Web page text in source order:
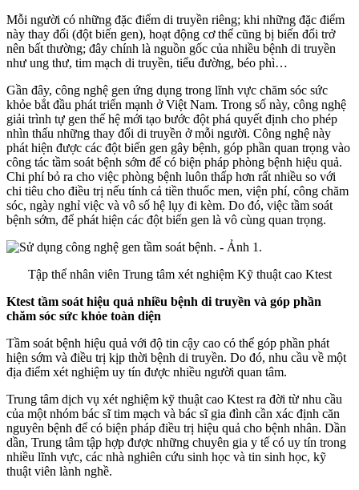
Mỗi người có những đặc điểm di truyền riêng; khi những đặc điểm
này thay đổi (đột biến gen), hoạt động cơ thể cũng bị biến đổi trở
nên bất thường; đây chính là nguồn gốc của nhiều bệnh di truyền
như ung thư, tim mạch di truyền, tiểu đường, béo phì…
Gần đây, công nghệ gen ứng dụng trong lĩnh vực chăm sóc sức
khỏe bắt đầu phát triển mạnh ở Việt Nam. Trong số này, công nghệ
giải trình tự gen thế hệ mới tạo bước đột phá quyết định cho phép
nhìn thấu những thay đổi di truyền ở mỗi người. Công nghệ này
phát hiện được các đột biến gen gây bệnh, góp phần quan trọng vào
công tác tầm soát bệnh sớm để có biện pháp phòng bệnh hiệu quả.
Chi phí bỏ ra cho việc phòng bệnh luôn thấp hơn rất nhiều so với
chi tiêu cho điều trị nếu tính cả tiền thuốc men, viện phí, công chăm
sóc, ngày nghỉ việc và vô số hệ lụy đi kèm. Do đó, việc tầm soát
bệnh sớm, để phát hiện các đột biến gen là vô cùng quan trọng.
Tập thể nhân viên Trung tâm xét nghiệm Kỹ thuật cao Ktest
Ktest tầm soát hiệu quả nhiều bệnh di truyền và góp phần
chăm sóc sức khỏe toàn diện
Tầm soát bệnh hiệu quả với độ tin cậy cao có thể góp phần phát
hiện sớm và điều trị kịp thời bệnh di truyền. Do đó, nhu cầu về một
địa điểm xét nghiệm uy tín được nhiều người quan tâm.
Trung tâm dịch vụ xét nghiệm kỹ thuật cao Ktest ra đời từ nhu cầu
của một nhóm bác sĩ tim mạch và bác sĩ gia đình cần xác định căn
nguyên bệnh để có biện pháp điều trị hiệu quả cho bệnh nhân. Dần
dần, Trung tâm tập hợp được những chuyên gia y tế có uy tín trong
nhiều lĩnh vực, các nhà nghiên cứu sinh học và tin sinh học, kỹ
thuật viên lành nghề.